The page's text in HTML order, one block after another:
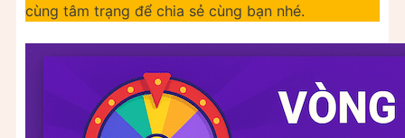
cùng tâm trạng để chia sẻ cùng bạn nhé.